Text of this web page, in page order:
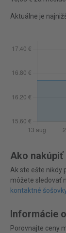
Aktuálne je
Ako
Ak ste ešte nikdy
môžete sledovať
kontaktné
Informácie
Porovnajte ceny